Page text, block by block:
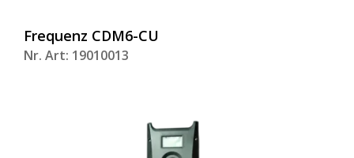
Frequenz CDM6-CU
Nr. Art: 19010013